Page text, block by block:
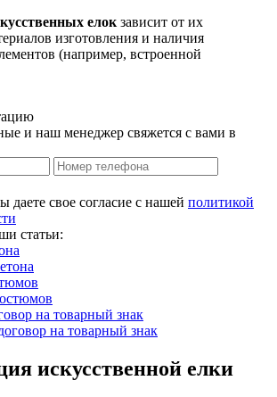
елок зависит от их
изготовления и наличия
(например, встроенной
и наш менеджер свяжется с вами в
свое согласие с нашей политикой
статьи:
на товарный знак
искусственной елки